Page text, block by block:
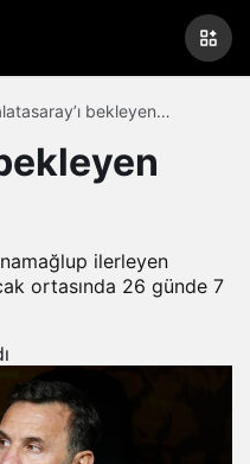
bekleyen
ilerleyen
ortasında 26 günde 7